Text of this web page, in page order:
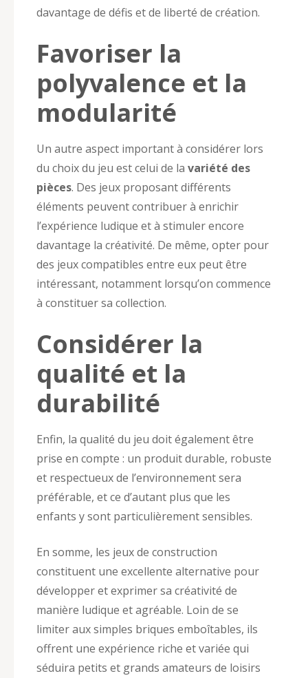
davantage de défis et de liberté de création.
Favoriser la
polyvalence et la
modularité
Un autre aspect important à considérer lors
du choix du jeu est celui de la variété des
pièces. Des jeux proposant différents
éléments peuvent contribuer à enrichir
l’expérience ludique et à stimuler encore
davantage la créativité. De même, opter pour
des jeux compatibles entre eux peut être
intéressant, notamment lorsqu’on commence
à constituer sa collection.
Considérer la
qualité et la
durabilité
Enfin, la qualité du jeu doit également être
prise en compte : un produit durable, robuste
et respectueux de l’environnement sera
préférable, et ce d’autant plus que les
enfants y sont particulièrement sensibles.
En somme, les jeux de construction
constituent une excellente alternative pour
développer et exprimer sa créativité de
manière ludique et agréable. Loin de se
limiter aux simples briques emboîtables, ils
offrent une expérience riche et variée qui
séduira petits et grands amateurs de loisirs